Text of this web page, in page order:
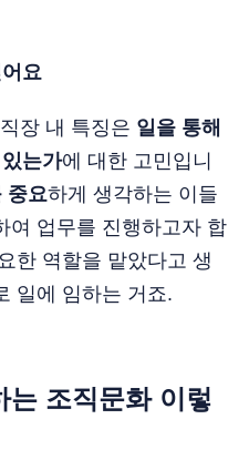
요
장 내 특징은 일을 통해
는가에 대한 고민입니
중요하게 생각하는 이들
여 업무를 진행하고자 합
한 역할을 맡았다고 생
일에 임하는 거죠.
는 조직문화 이렇